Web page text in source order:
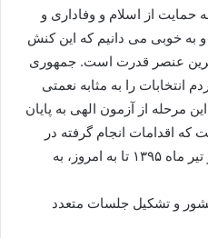
حمایت از اسلام و وفاداری و
به خوبی می دانیم که این کنش
عنصر قدرت است. جمهوری
انتخابات را به مثابه نعمتی
مرحله از آزمون الهی به پایان
اقدامات انجام گرفته در
راستای صیانت از آرای مردم را از تیر ماه ۱۳۹۵ تا به امروز، به
و تشکیل جلسات متعدد